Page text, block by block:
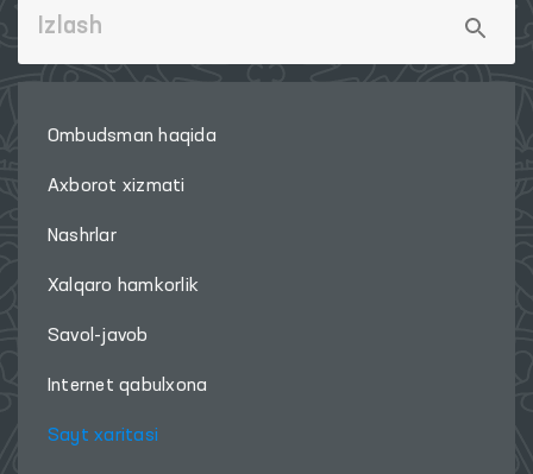
Ombudsman haqida
Axborot xizmati
Nashrlar
Xalqaro hamkorlik
Savol-javob
Internet qabulxona
Sayt xaritasi